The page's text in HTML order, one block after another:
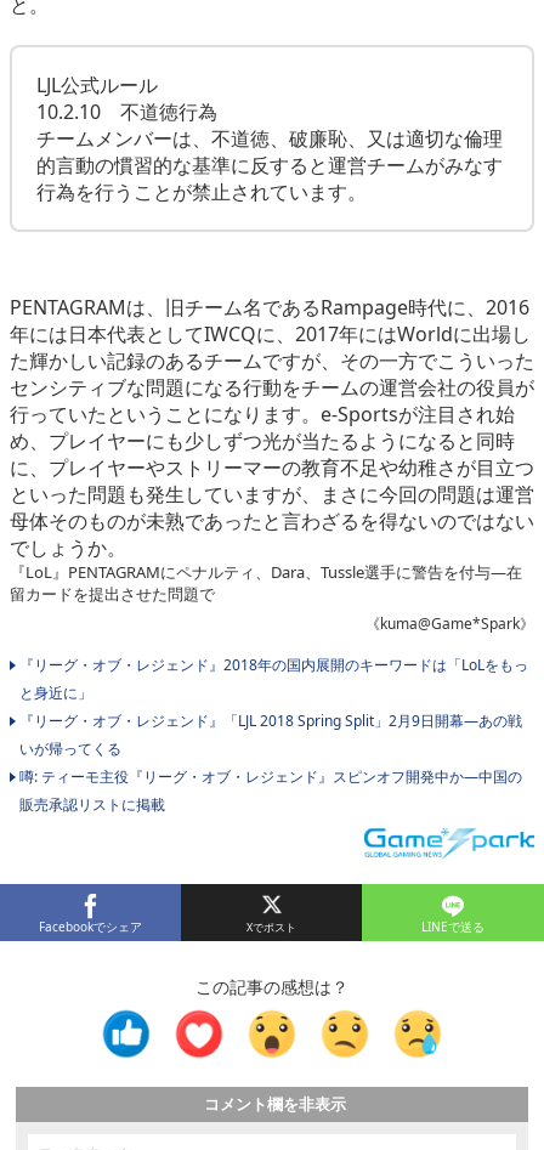
LJL公式ルール
10.2.10 不道徳行為
チームメンバーは、不道徳、破廉恥、又は適切な倫理
的言動の慣習的な基準に反すると運営チームがみなす
行為を行うことが禁止されています。
PENTAGRAMは、旧チーム名であるRampage時代に、2016
年には日本代表としてIWCQに、2017年にはWorldに出場し
た輝かしい記録のあるチームですが、その一方でこういった
センシティブな問題になる行動をチームの運営会社の役員が
行っていたということになります。e-Sportsが注目され始
め、プレイヤーにも少しずつ光が当たるようになると同時
に、プレイヤーやストリーマーの教育不足や幼稚さが目立つ
といった問題も発生していますが、まさに今回の問題は運営
母体そのものが未熟であったと言わざるを得ないのではない
でしょうか。
『LoL』PENTAGRAMにペナルティ、Dara、Tussle選手に警告を付与―在
留カードを提出させた問題で
《kuma@Game*Spark》
『リーグ・オブ・レジェンド』2018年の国内展開のキーワードは「LoLをもっ
と身近に」
『リーグ・オブ・レジェンド』「LJL 2018 Spring Split」2月9日開幕―あの戦
いが帰ってくる
噂: ティーモ主役『リーグ・オブ・レジェンド』スピンオフ開発中か―中国の
販売承認リストに掲載
Facebookでシェア LINEで送る
この記事の感想は？
コメント欄を非表示